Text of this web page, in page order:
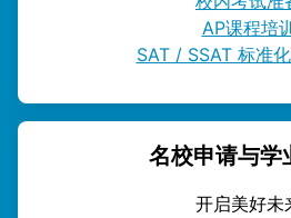
AP课程培
SAT / SSAT 标准
名校申请与学
开启美好未